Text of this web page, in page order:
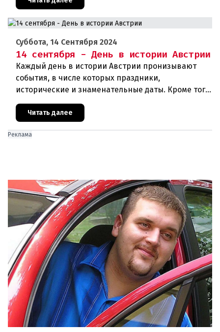
Суббота, 14 Сентября 2024
14 сентября - День в истории Австрии
Каждый день в истории Австрии пронизывают
события, в числе которых праздники,
исторические и знаменательные даты. Кроме того
дни рождения различных деятелей Австрии, а
также дни их смерти. Что же прои
Читать далее
Реклама